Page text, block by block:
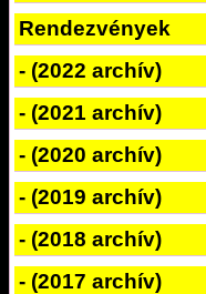
Rendezvények
- (2022 archív)
- (2021 archív)
- (2020 archív)
- (2019 archív)
- (2018 archív)
- (2017 archív)